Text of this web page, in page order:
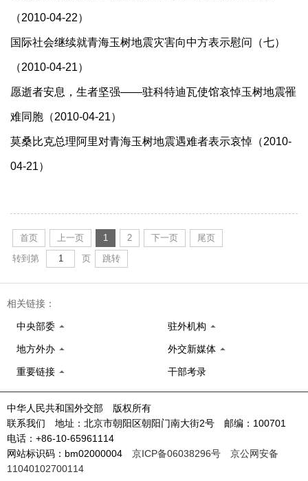
（2010-04-22）
国际社会继续就青海玉树地震灾害向中方表示慰问（七）
（2010-04-21）
愿逝者安息，生者坚强——驻科特迪瓦使馆哀悼玉树地震罹
难同胞（2010-04-21）
莫桑比克总理阿里对青海玉树地震遇难者表示哀悼（2010-
04-21）
首页 上一页 1 2 下一页
尾页
转到第
页 跳转
相关链接：
中央部委 驻外机构
地方外办 外交新媒体
重要链接 干部考录
中华人民共和国外交部 版权所有
联系我们 地址：北京市朝阳区朝阳门南大街2号 邮编：100701
电话：+86-10-65961114
网站标识码：bm02000004 京ICP备06038296号
京公网安备
11040102700114